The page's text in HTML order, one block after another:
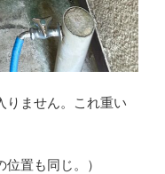
りません。これ重い
置も同じ。）